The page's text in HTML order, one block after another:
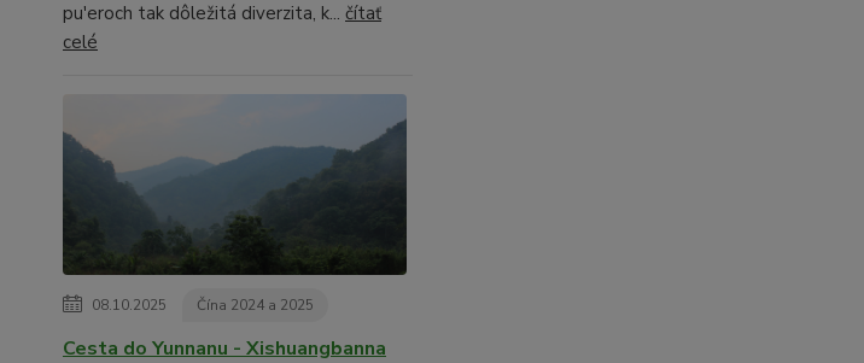
pu'eroch tak dôležitá diverzita, k... čítať
celé
08.10.2025 Čína 2024 a 2025
Cesta do Yunnanu - Xishuangbanna